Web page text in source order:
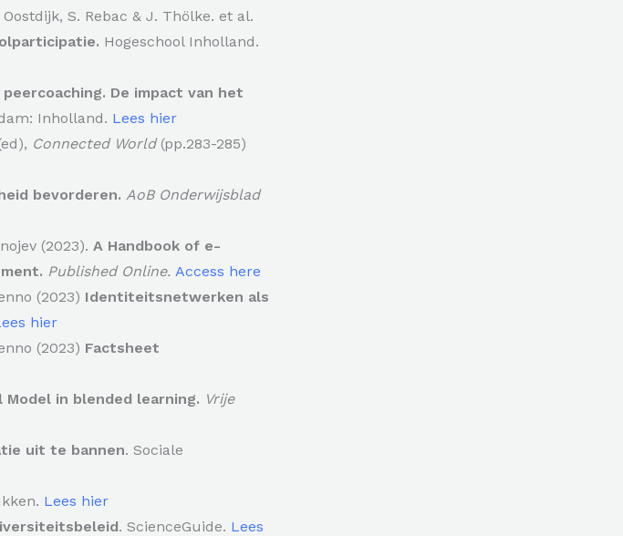
S. Rebac & J. Thölke. et al.
Hogeschool Inholland.
De impact van het
Inholland. Lees hier
Connected World(pp.283-285)
bevorderen. AoB Onderwijsblad
(2023). A Handbook of e-
Published Online. Access here
(2023) Identiteitsnetwerken als
hier
(2023) Factsheet
Model in blended learning. Vrije
uit te bannen. Sociale
Lees hier
. ScienceGuide. Lees